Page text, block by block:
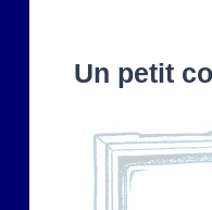
Un petit